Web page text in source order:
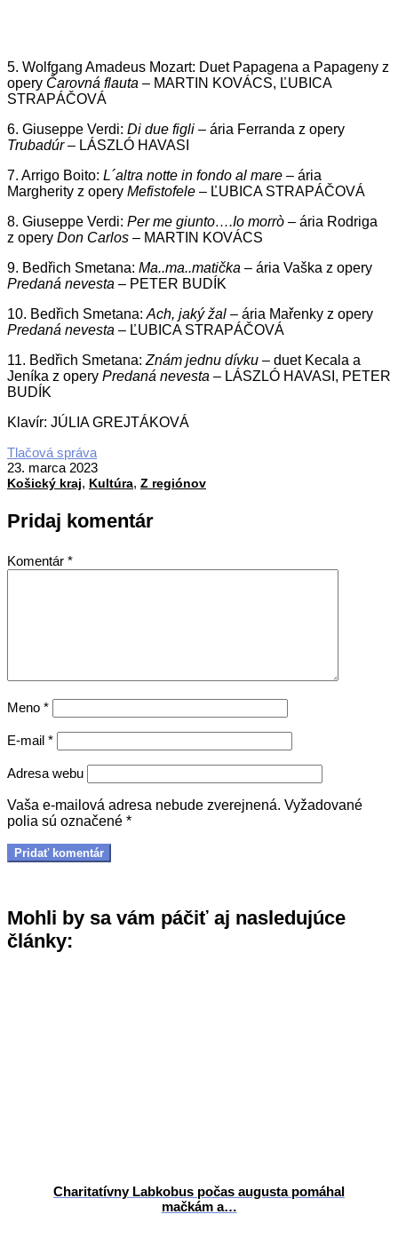
5. Wolfgang Amadeus Mozart: Duet Papagena a Papageny z
opery Čarovná flauta – MARTIN KOVÁCS, ĽUBICA
STRAPÁČOVÁ
6. Giuseppe Verdi: Di due figli – ária Ferranda z opery
Trubadúr– LÁSZLÓ HAVASI
7. Arrigo Boito: L´altra notte in fondo al mare – ária
Margherity z opery Mefistofele – ĽUBICA STRAPÁČOVÁ
8. Giuseppe Verdi: Per me giunto….Io morrò – ária Rodriga
z opery Don Carlos – MARTIN KOVÁCS
9. Bedřich Smetana: Ma..ma..matička – ária Vaška z opery
Predaná nevesta – PETER BUDÍK
10. Bedřich Smetana: Ach, jaký žal – ária Mařenky z opery
Predaná nevesta – ĽUBICA STRAPÁČOVÁ
11. Bedřich Smetana: Znám jednu dívku – duet Kecala a
Jeníka z opery Predaná nevesta – LÁSZLÓ HAVASI, PETER
BUDÍK
Klavír: JÚLIA GREJTÁKOVÁ
2023-
03-
23
Tlačová správa
23. marca 2023
Košický kraj, Kultúra, Z regiónov
Pridaj komentár
Komentár *
Meno *
E-mail *
Adresa webu
Vaša e-mailová adresa nebude zverejnená. Vyžadované
polia sú označené *
Mohli by sa vám páčiť aj nasledujúce
články:
Charitatívny Labkobus počas augusta pomáhal
mačkám a…